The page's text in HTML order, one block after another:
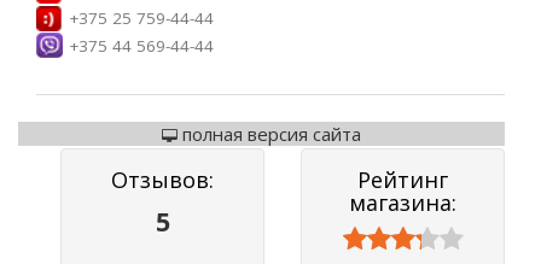
+375 25 759-44-44
+375 44 569-44-44
полная версия сайта
Отзывов:
5
Рейтинг
магазина:


